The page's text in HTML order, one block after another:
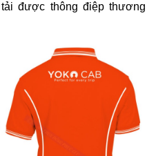
được thông điệp thương